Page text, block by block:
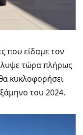
που είδαμε τον
τώρα πλήρως
κυκλοφορήσει
του 2024.